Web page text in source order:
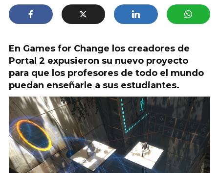
En Games for Change los creadores de
Portal 2 expusieron su nuevo proyecto
para que los profesores de todo el mundo
puedan enseñarle a sus estudiantes.